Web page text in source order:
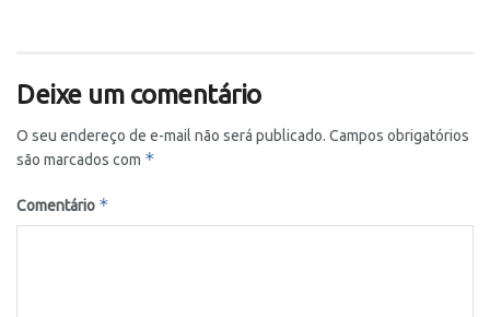
Deixe um comentário
O seu endereço de e-mail não será publicado. Campos obrigatórios
são marcados com *
Comentário *